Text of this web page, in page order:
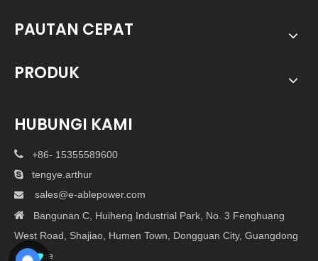
PAUTAN CEPAT
PRODUK
HUBUNGI KAMI
 +86- 15355589600
 tengye.arthur

sales@e-ablepower.com
 Bangunan C, Huiheng Industrial Park, No. 3 Fenghuang
West Road, Shajiao, Humen Town, Dongguan City, Guangdong
Province